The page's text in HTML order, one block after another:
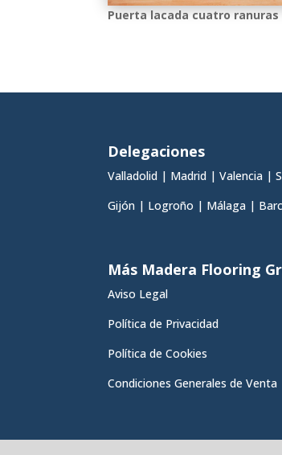
Puerta lacada cuatro ranuras
Delegaciones
Valladolid | Madrid |Valencia |
Gijón | Logroño | Málaga |
Más Madera Flooring
Aviso Legal
Política de Privacidad
Política de Cookies
Condiciones Generales de Venta